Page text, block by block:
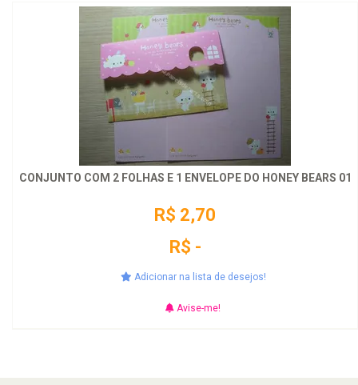
CONJUNTO COM 2 FOLHAS E 1 ENVELOPE DO HONEY BEARS 01
R$ 2,70
R$ -
Adicionar na lista de desejos!
Avise-me!